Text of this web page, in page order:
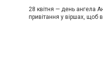
28 квітня — день ангела
привітання у віршах, щоб